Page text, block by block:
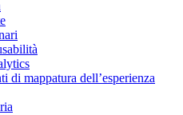
di mappatura dell’esperienza